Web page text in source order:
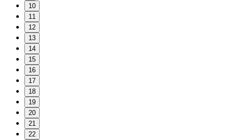
10
11
12
13
14
15
16
17
18
19
20
21
22